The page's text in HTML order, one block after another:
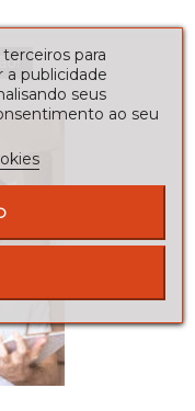
para
a publicidade
seus
ao seu